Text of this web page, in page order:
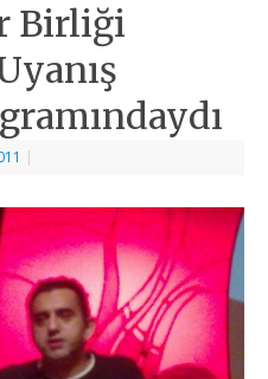
Birliği
|